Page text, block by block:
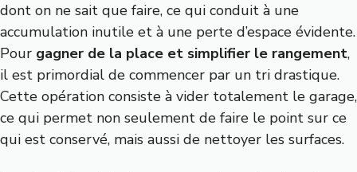
dont on ne sait que faire, ce qui conduit à une
accumulation inutile et à une perte d’espace évidente.
Pour gagner de la place et simplifier le rangement,
il est primordial de commencer par un tri drastique.
Cette opération consiste à vider totalement le garage,
ce qui permet non seulement de faire le point sur ce
qui est conservé, mais aussi de nettoyer les surfaces.